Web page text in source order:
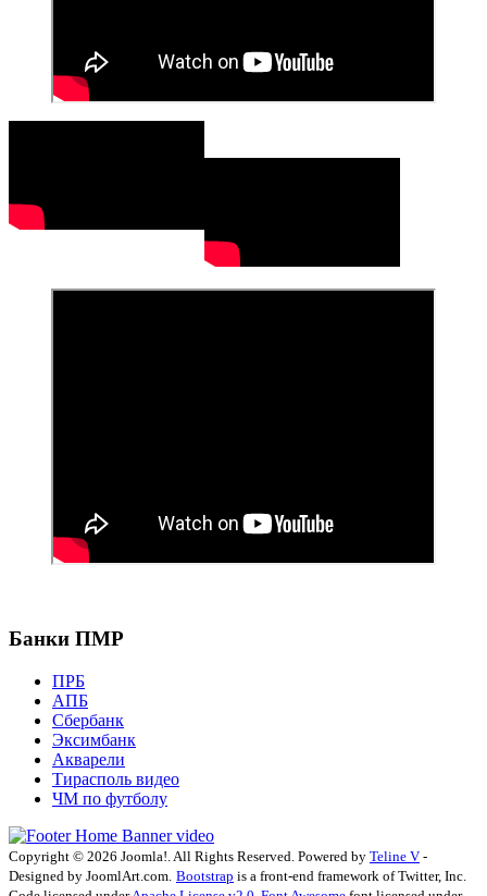
Банки ПМР
ПРБ
АПБ
Сбербанк
Эксимбанк
Акварели
Тирасполь видео
ЧМ по футболу
Copyright © 2026 Joomla!. All Rights Reserved. Powered by Teline V -
Designed by JoomlArt.com. Bootstrap is a front-end framework of Twitter, Inc.